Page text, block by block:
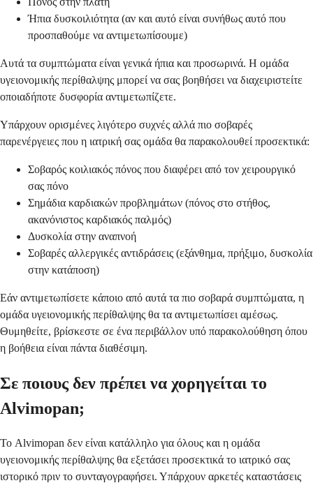
Ήπια δυσκοιλιότητα (αν και αυτό είναι συνήθως αυτό που
προσπαθούμε να αντιμετωπίσουμε)
Αυτά τα συμπτώματα είναι γενικά ήπια και προσωρινά. Η ομάδα
υγειονομικής περίθαλψης μπορεί να σας βοηθήσει να διαχειριστείτε
οποιαδήποτε δυσφορία αντιμετωπίζετε.
Υπάρχουν ορισμένες λιγότερο συχνές αλλά πιο σοβαρές
παρενέργειες που η ιατρική σας ομάδα θα παρακολουθεί προσεκτικά:
Σοβαρός κοιλιακός πόνος που διαφέρει από τον χειρουργικό
σας πόνο
Σημάδια καρδιακών προβλημάτων (πόνος στο στήθος,
ακανόνιστος καρδιακός παλμός)
Δυσκολία στην αναπνοή
Σοβαρές αλλεργικές αντιδράσεις (εξάνθημα, πρήξιμο, δυσκολία
στην κατάποση)
Εάν αντιμετωπίσετε κάποιο από αυτά τα πιο σοβαρά συμπτώματα, η
ομάδα υγειονομικής περίθαλψης θα τα αντιμετωπίσει αμέσως.
Θυμηθείτε, βρίσκεστε σε ένα περιβάλλον υπό παρακολούθηση όπου
η βοήθεια είναι πάντα διαθέσιμη.
Σε ποιους δεν πρέπει να χορηγείται το
Alvimopan;
Το Alvimopan δεν είναι κατάλληλο για όλους και η ομάδα
υγειονομικής περίθαλψης θα εξετάσει προσεκτικά το ιατρικό σας
ιστορικό πριν το συνταγογραφήσει. Υπάρχουν αρκετές καταστάσεις